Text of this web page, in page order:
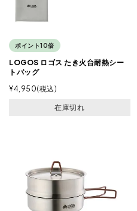
ポイント10倍
LOGOS ロゴス たき火台耐熱シー
トバッグ
¥4,950 税込
在庫切れ